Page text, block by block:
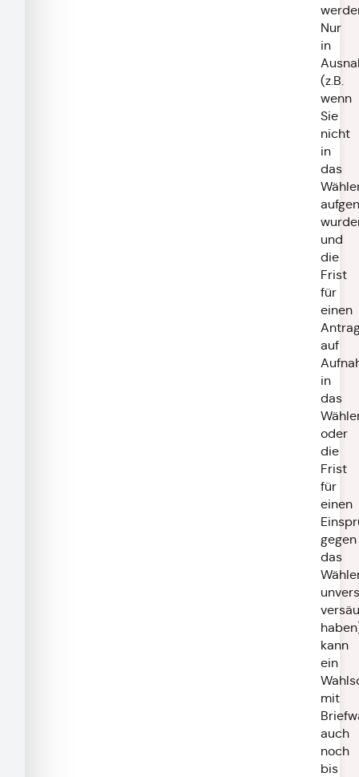
Nur
in
(z.B.
wenn
Sie
nicht
in
das
und
die
Frist
für
einen
auf
in
das
oder
die
Frist
für
einen
gegen
das
kann
ein
mit
auch
noch
bis